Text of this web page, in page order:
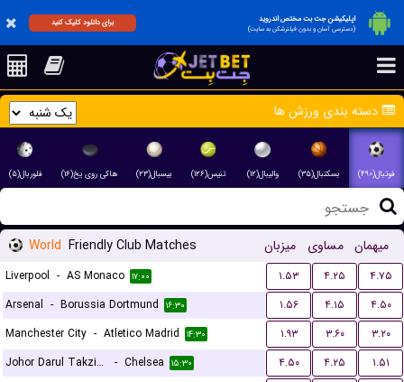
اپلیکیشن جت بت مختص اندروید
(دسترسی آسان و بدون فیلترشکن به سایت)
برای دانلود کلیک کنید
دسته بندی ورزش ها
فوتبال(۴۹۰) بسکتبال(۳۵) والیبال(۱۲) تنیس(۱۲۶) بیسبال(۲۳) هاکی روی یخ(۱۶) فلوربال(۵)
World Friendly Club Matches میزبان مساوی میهمان
Liverpool - AS Monaco ۱۷:۰۰ ۱.۵۳ ۴.۲۵
۴.۷۵
Arsenal - Borussia Dortmund ۱۶:۳۰ ۱.۵۶ ۴.۱۵
۴.۵۰
Manchester City - Atletico Madrid ۱۴:۳۰ ۱.۹۳ ۳.۶۰
۳.۲۰
Johor Darul Takzim FC
- Chelsea ۱۵:۳۰ ۴.۵۰ ۴.۲۵
۱.۵۱